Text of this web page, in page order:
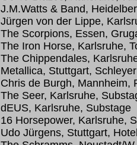
J.M.Watts & Band,
Jürgen von der Lippe,
The Scorpions, Essen,
The Iron Horse, Karlsruhe,
The Chippendales,
Metallica, Stuttgart,
Chris de Burgh, Mannheim,
The Seer, Karlsruhe,
dEUS, Karlsruhe, Substage
16 Horsepower, Karlsruhe,
Udo Jürgens, Stuttgart,